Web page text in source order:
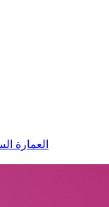
العمارة